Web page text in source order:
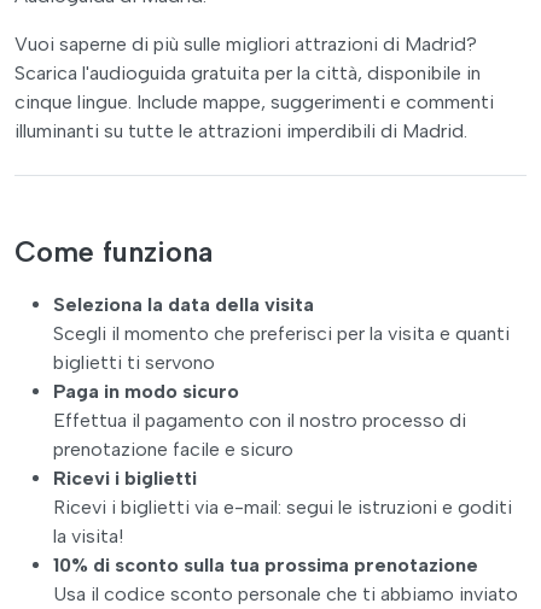
Vuoi saperne di più sulle migliori attrazioni di Madrid?
Scarica l'audioguida gratuita per la città, disponibile in
cinque lingue. Include mappe, suggerimenti e commenti
illuminanti su tutte le attrazioni imperdibili di Madrid.
Come funziona
Seleziona la data della visita
Scegli il momento che preferisci per la visita e quanti
biglietti ti servono
Paga in modo sicuro
Effettua il pagamento con il nostro processo di
prenotazione facile e sicuro
Ricevi i biglietti
Ricevi i biglietti via e-mail: segui le istruzioni e goditi
la visita!
10% di sconto sulla tua prossima prenotazione
Usa il codice sconto personale che ti abbiamo inviato